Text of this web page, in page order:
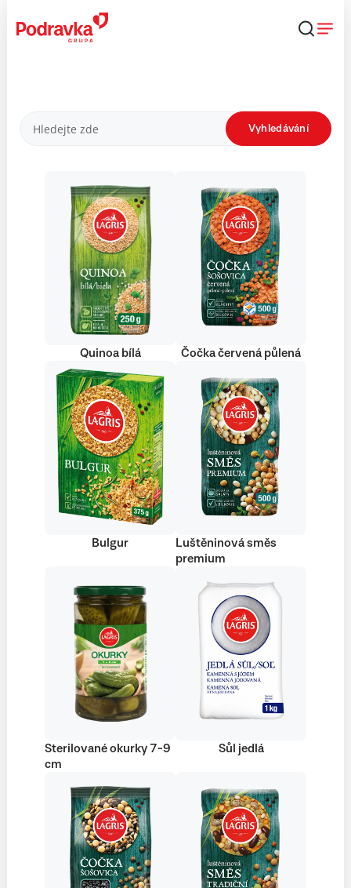
obsahu
Produkty Vyhledávání
Quinoa bílá Čočka červená půlená
Bulgur
Luštěninová směs
premium
Sterilované okurky 7-9
cm
Sůl jedlá